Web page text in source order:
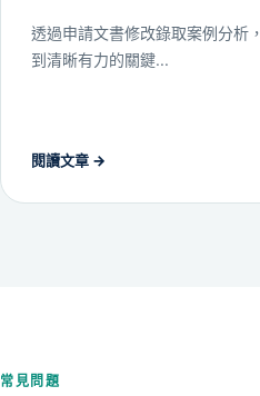
透過申請文書修改錄取案例分析
到清晰有力的關鍵...
閱讀文章 →
常見問題